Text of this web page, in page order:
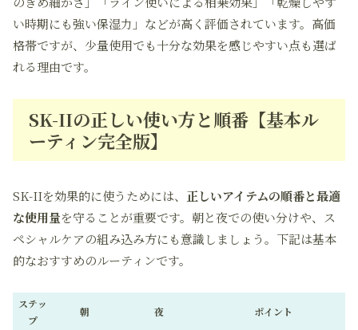
い時期にも強い保湿力」などが高く評価されています。高価
格帯ですが、少量使用でも十分な効果を感じやすい点も選ば
れる理由です。
SK-IIの正しい使い方と順番【基本ル
ーティン完全版】
SK-IIを効果的に使うためには、 正しいアイテムの順番と最適
な使用量を守ることが重要です。朝と夜での使い分けや、ス
ペシャルケアの組み込み方にも意識しましょう。下記は基本
的なおすすめのルーティンです。
ステッ
プ
朝 夜 ポイント